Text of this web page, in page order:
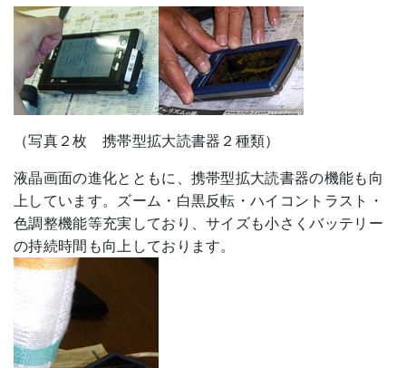
（写真２枚 携帯型拡大読書器２種類）
液晶画面の進化とともに、携帯型拡大読書器の機能も向
上しています。ズーム・白黒反転・ハイコントラスト・
色調整機能等充実しており、サイズも小さくバッテリー
の持続時間も向上しております。